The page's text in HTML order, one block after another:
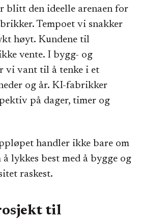
blitt den ideelle arenaen for
Tempoet vi snakker
høyt. Kundene til
vente. I bygg- og
vi vant til å tenke i et
og år. KI-fabrikker
på dager, timer og
handler ikke bare om
lykkes best med å bygge og
raskest.
til